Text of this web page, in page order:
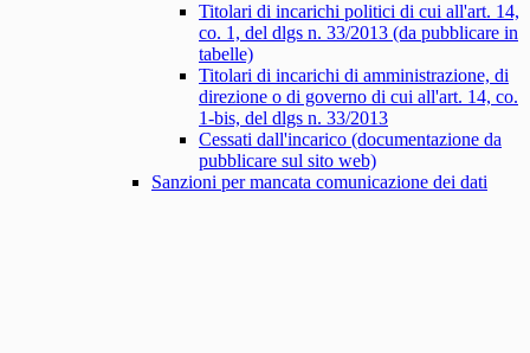
Titolari di incarichi politici di cui all'art. 14,
co. 1, del dlgs n. 33/2013 (da pubblicare in
tabelle)
Titolari di incarichi di amministrazione, di
direzione o di governo di cui all'art. 14, co.
1-bis, del dlgs n. 33/2013
Cessati dall'incarico (documentazione da
pubblicare sul sito web)
Sanzioni per mancata comunicazione dei dati